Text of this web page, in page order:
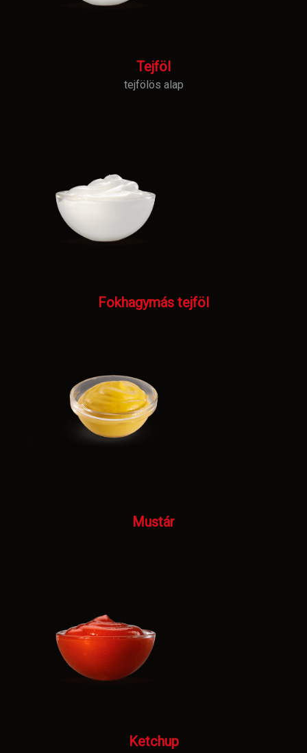
Tejföl
tejfölös alap
Fokhagymás tejföl
Mustár
Ketchup